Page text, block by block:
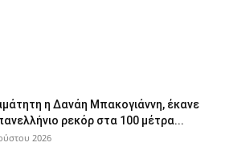
η Δανάη Μπακογιάννη, έκανε
ρεκόρ στα 100 μέτρα...
2026